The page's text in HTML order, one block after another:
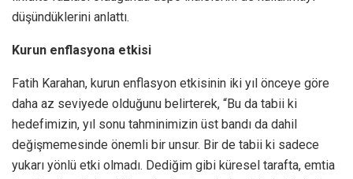
düşündüklerini anlattı.
Kurun enflasyona etkisi
Fatih Karahan, kurun enflasyon etkisinin iki yıl önceye göre
daha az seviyede olduğunu belirterek, “Bu da tabii ki
hedefimizin, yıl sonu tahminimizin üst bandı da dahil
değişmemesinde önemli bir unsur. Bir de tabii ki sadece
yukarı yönlü etki olmadı. Dediğim gibi küresel tarafta, emtia